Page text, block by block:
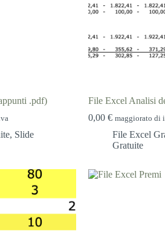
.pdf)
, Slide
File Excel Analisi
0,00 € maggiorato di
File Excel
Gratuite